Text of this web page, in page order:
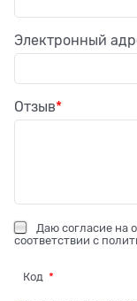
Электронный
Отзыв
Даю согласие на
соответствии с
Код